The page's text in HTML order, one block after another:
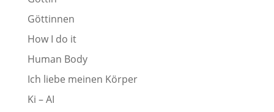
Göttinnen
How I do it
Human Body
Ich liebe meinen Körper
Ki – AI